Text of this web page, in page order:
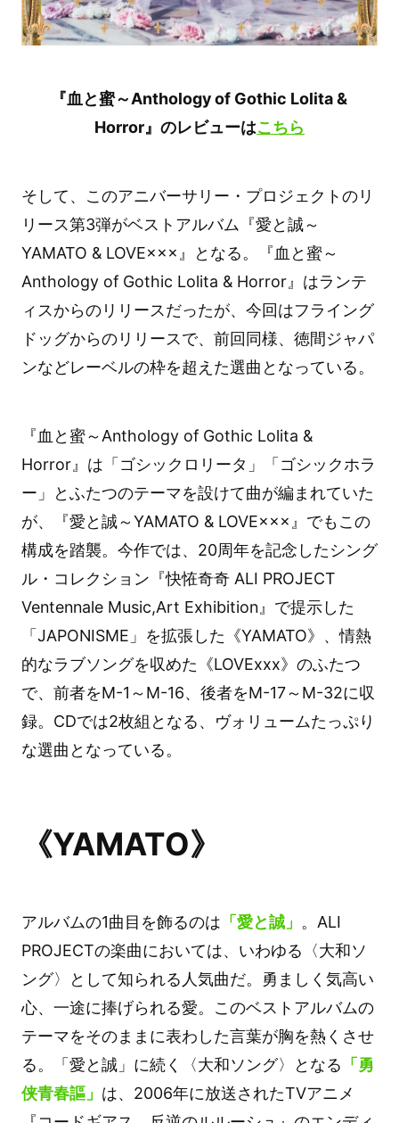
『血と蜜～Anthology of Gothic Lolita &
Horror』のレビューはこちら
そして、このアニバーサリー・プロジェクトのリ
リース第3弾がベストアルバム『愛と誠～
YAMATO & LOVE×××』となる。『血と蜜～
Anthology of Gothic Lolita & Horror』はランテ
ィスからのリリースだったが、今回はフライング
ドッグからのリリースで、前回同様、徳間ジャパ
ンなどレーベルの枠を超えた選曲となっている。
『血と蜜～Anthology of Gothic Lolita &
Horror』は「ゴシックロリータ」「ゴシックホラ
ー」とふたつのテーマを設けて曲が編まれていた
が、『愛と誠～YAMATO & LOVE×××』でもこの
構成を踏襲。今作では、20周年を記念したシング
ル・コレクション『快恠奇奇 ALI PROJECT
Ventennale Music,Art Exhibition』で提示した
「JAPONISME」を拡張した《YAMATO》、情熱
的なラブソングを収めた《LOVExxx》のふたつ
で、前者をM-1～M-16、後者をM-17～M-32に収
録。CDでは2枚組となる、ヴォリュームたっぷり
な選曲となっている。
《YAMATO》
アルバムの1曲目を飾るのは 「愛と誠」 。ALI
PROJECTの楽曲においては、いわゆる〈大和ソ
ング〉として知られる人気曲だ。勇ましく気高い
心、一途に捧げられる愛。このベストアルバムの
テーマをそのままに表わした言葉が胸を熱くさせ
る。「愛と誠」に続く〈大和ソング〉となる 「勇
侠青春謳」 は、2006年に放送されたTVアニメ